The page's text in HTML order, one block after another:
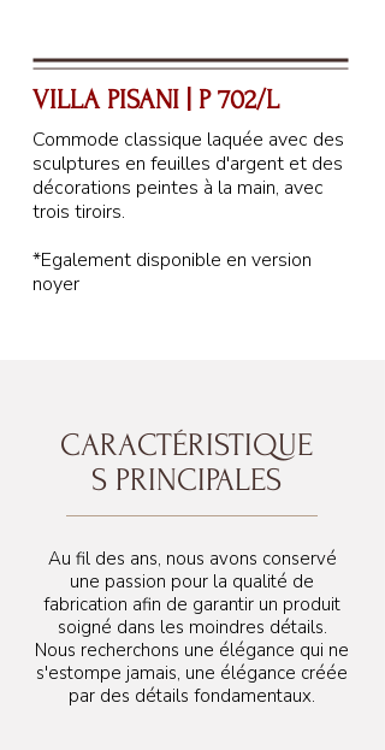
58 cm
VILLA PISANI | P 702/L
Commode classique laquée avec des
sculptures en feuilles d'argent et des
décorations peintes à la main, avec
trois tiroirs.
*Egalement disponible en version
noyer
CARACTÉRISTIQUE
S PRINCIPALES
Au fil des ans, nous avons conservé
une passion pour la qualité de
fabrication afin de garantir un produit
soigné dans les moindres détails.
Nous recherchons une élégance qui ne
s'estompe jamais, une élégance créée
par des détails fondamentaux.